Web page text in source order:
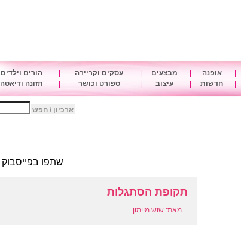
אופנה מבצעים עסקים וקריירה הורים וילדים
חדשות עיצוב ספורט וכושר תזונה ודיאטה
ארכיון / חפש
שתפו בפייסבוק
תקופת הסתגלות
מאת: שוש מיימון